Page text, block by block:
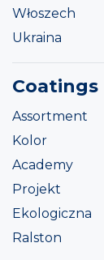
Włoszech
Ukraina
Coatings
Assortment
Kolor
Academy
Projekt
Ekologiczna
Ralston